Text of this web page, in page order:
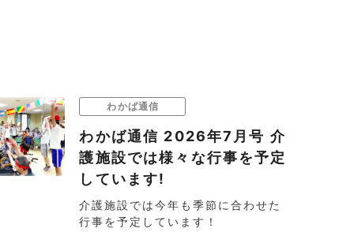
わかば通信
わかば通信 2026年7月号 介
護施設では様々な行事を予定
しています!
介護施設では今年も季節に合わせた
行事を予定しています！